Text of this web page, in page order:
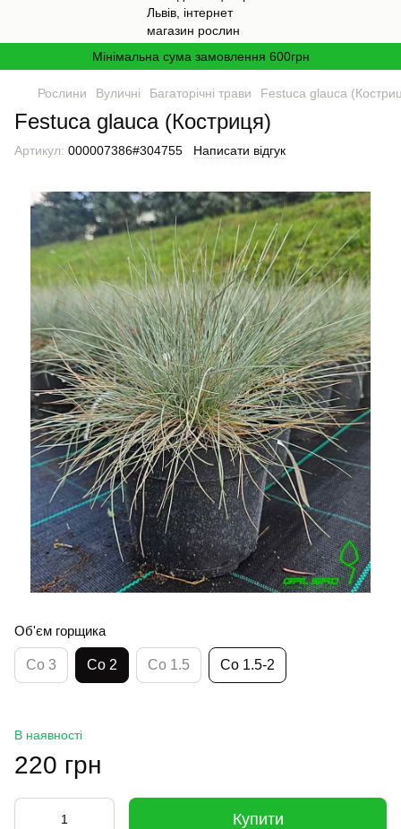
Мінімальна сума замовлення 600грн
Рослини Вуличні Багаторічні трави Festuca glauca
Festuca glauca (Костриця)
Артикул: 000007386#304755 Написати відгук
Об'єм горщика
Co 3 Co 2 Co 1.5 Co 1.5-2
В наявності
220 грн
Купити